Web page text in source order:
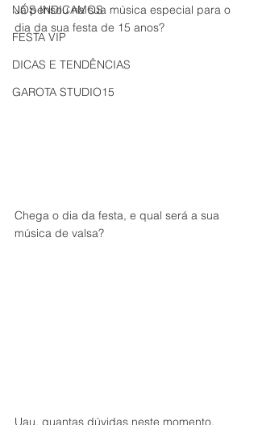
NÓS INDICAMOS
FESTA VIP
DICAS E TENDÊNCIAS
GAROTA STUDIO15
Já pensou na sua música especial para o
dia da sua festa de 15 anos?
Chega o dia da festa, e qual será a sua
música de valsa?
Uau, quantas dúvidas neste momento.